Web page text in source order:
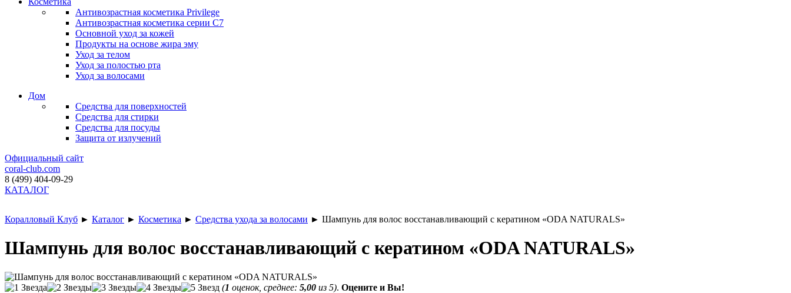
Антивозрастная косметика Privilege
Антивозрастная косметика серии C7
Основной уход за кожей
Продукты на основе жира эму
Уход за телом
Уход за полостью рта
Уход за волосами
Дом
Средства для поверхностей
Средства для стирки
Средства для посуды
Защита от излучений
Официальный сайт
coral-club.com
8 (499) 404-09-29
КАТАЛОГ
Коралловый Клуб ► Каталог ► Косметика ► Средства ухода за волосами ► Шампунь для волос восстанавливающий с кератином «ODA NATURALS»
Шампунь для волос восстанавливающий с кератином «ODA NATURALS»
(1 оценок, среднее: 5,00 из 5). Оцените и Вы!